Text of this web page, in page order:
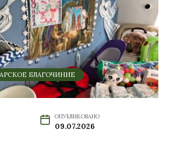
БЛАГОЧИНИЕ
ОПУБЛИКОВАНО
09.07.2026